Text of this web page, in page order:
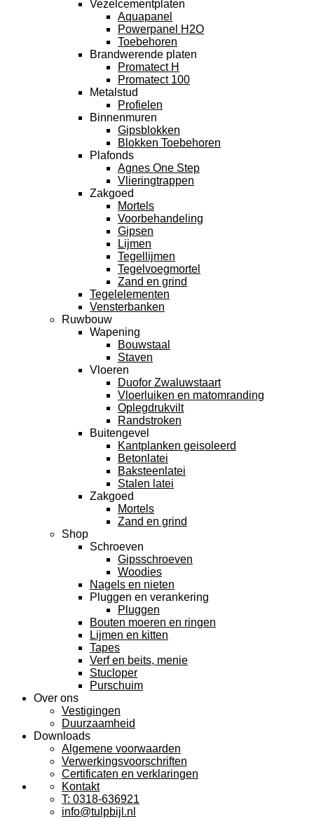
Vezelcementplaten
Aquapanel
Powerpanel H2O
Toebehoren
Brandwerende platen
Promatect H
Promatect 100
Metalstud
Profielen
Binnenmuren
Gipsblokken
Blokken Toebehoren
Plafonds
Agnes One Step
Vlieringtrappen
Zakgoed
Mortels
Voorbehandeling
Gipsen
Lijmen
Tegellijmen
Tegelvoegmortel
Zand en grind
Tegelelementen
Vensterbanken
Ruwbouw
Wapening
Bouwstaal
Staven
Vloeren
Duofor Zwaluwstaart
Vloerluiken en matomranding
Oplegdrukvilt
Randstroken
Buitengevel
Kantplanken geisoleerd
Betonlatei
Baksteenlatei
Stalen latei
Zakgoed
Mortels
Zand en grind
Shop
Schroeven
Gipsschroeven
Woodies
Nagels en nieten
Pluggen en verankering
Pluggen
Bouten moeren en ringen
Lijmen en kitten
Tapes
Verf en beits, menie
Stucloper
Purschuim
Over ons
Vestigingen
Duurzaamheid
Downloads
Algemene voorwaarden
Verwerkingsvoorschriften
Certificaten en verklaringen
Kontakt
T: 0318-636921
info@tulpbijl.nl